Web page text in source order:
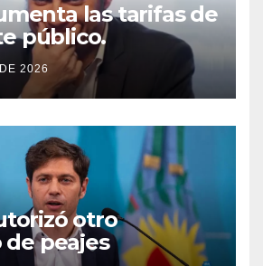
las tarifas de
público.
2026
otro
peajes